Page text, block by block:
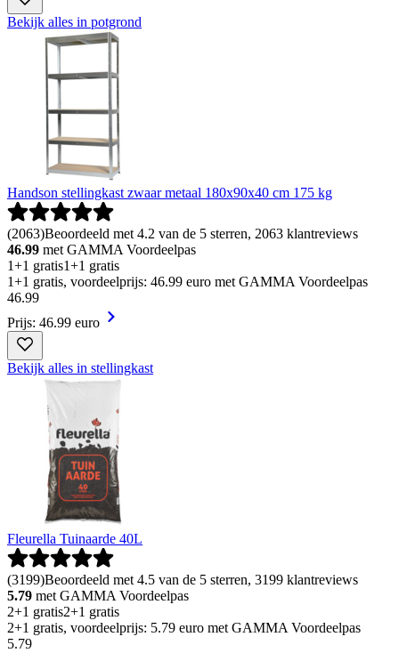
Bekijk alles in potgrond
Handson stellingkast zwaar metaal 180x90x40 cm 175 kg
(2063)Beoordeeld met 4.2 van de 5 sterren, 2063 klantreviews
46.99 met GAMMA Voordeelpas
1+1 gratis1+1 gratis
1+1 gratis, voordeelprijs: 46.99 euro met GAMMA Voordeelpas
46.99
Prijs: 46.99 euro
Bekijk alles in stellingkast
Fleurella Tuinaarde 40L
(3199)Beoordeeld met 4.5 van de 5 sterren, 3199 klantreviews
5.79 met GAMMA Voordeelpas
2+1 gratis2+1 gratis
2+1 gratis, voordeelprijs: 5.79 euro met GAMMA Voordeelpas
5.79